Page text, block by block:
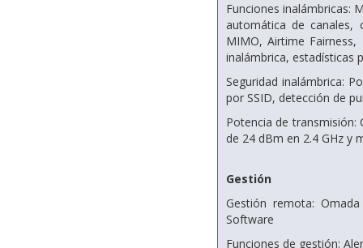
Funciones inalámbricas:
automática de canales,
MIMO, Airtime
inalámbrica, estadísticas
Seguridad inalámbrica:
por SSID, detección de
Potencia de transmisión:
de 24 dBm en 2.4 GHz y
Gestión
Gestión remota:
Software
Funciones de gestión: